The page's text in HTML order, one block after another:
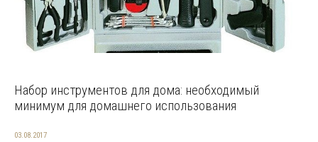
Набор инструментов для дома: необходимый
минимум для домашнего использования
03.08.2017